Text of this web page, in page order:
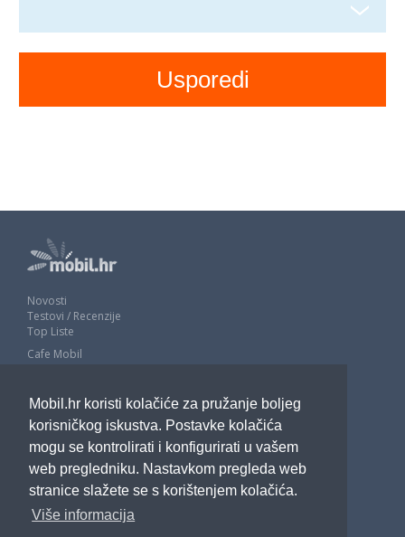
Mobil.hr koristi kolačiće za pružanje boljeg
korisničkog iskustva. Postavke kolačića
mogu se kontrolirati i konfigurirati u vašem
web pregledniku. Nastavkom pregleda web
stranice slažete se s korištenjem kolačića.
Više informacija
Novosti
Testovi / Recenzije
Top Liste
Cafe Mobil
Impressum
Marketing
Pravne odredbe
Izjava o privatnosti
POTRAŽITE NAS